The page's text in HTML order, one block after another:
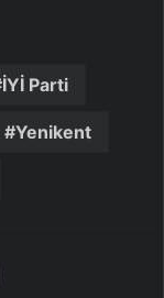
İYİ Parti
Yenikent